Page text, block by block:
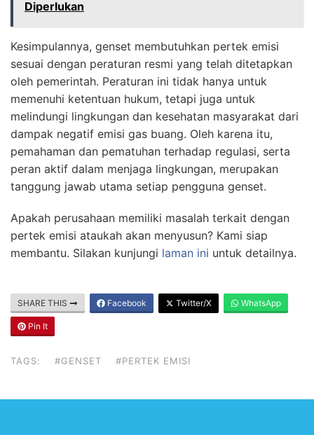
Diperlukan
Kesimpulannya, genset membutuhkan pertek emisi
sesuai dengan peraturan resmi yang telah ditetapkan
oleh pemerintah. Peraturan ini tidak hanya untuk
memenuhi ketentuan hukum, tetapi juga untuk
melindungi lingkungan dan kesehatan masyarakat dari
dampak negatif emisi gas buang. Oleh karena itu,
pemahaman dan pematuhan terhadap regulasi, serta
peran aktif dalam menjaga lingkungan, merupakan
tanggung jawab utama setiap pengguna genset.
Apakah perusahaan memiliki masalah terkait dengan
pertek emisi ataukah akan menyusun? Kami siap
membantu. Silakan kunjungi laman ini untuk detailnya.
SHARE THIS Facebook Twitter/X WhatsApp
Pin It
TAGS: #GENSET #PERTEK EMISI